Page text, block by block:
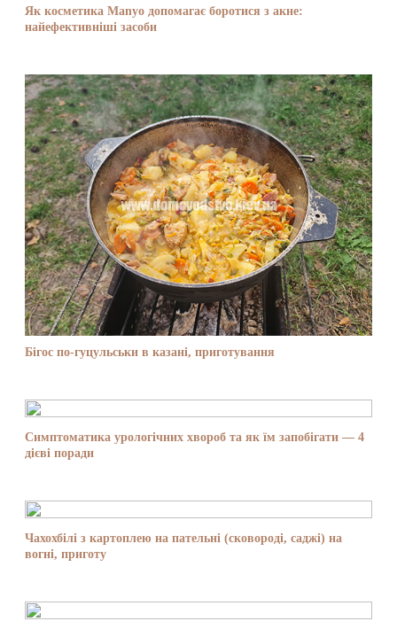
Як косметика Manyo допомагає боротися з акне:
найефективніші засоби
Бігос по-гуцульськи в казані, приготування
Симптоматика урологічних хвороб та як їм запобігати — 4
дієві поради
Чахохбілі з картоплею на пательні (сковороді, саджі) на
вогні, приготу